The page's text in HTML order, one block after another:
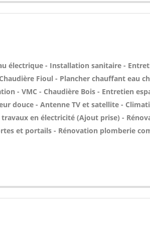
électrique - Installation sanitaire -
Fioul - Plancher chauffant eau
- VMC - Chaudière Bois - Entretien
douce - Antenne TV et satellite -
en électricité (Ajout prise) -
et portails - Rénovation plomberie